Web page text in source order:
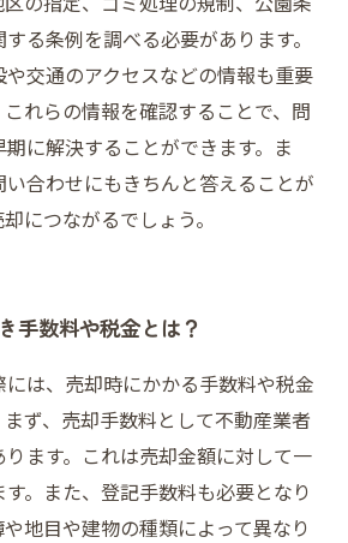
る条例を調べる必要があります。
交通のアクセスなどの情報も重要
れらの情報を確認することで、問
に解決することができます。ま
合わせにもきちんと答えることが
につながるでしょう。
手数料や税金とは？
は、売却時にかかる手数料や税金
ず、売却手数料として不動産業者
ます。これは売却金額に対して一
。また、登記手数料も必要となり
地目や建物の種類によって異なり